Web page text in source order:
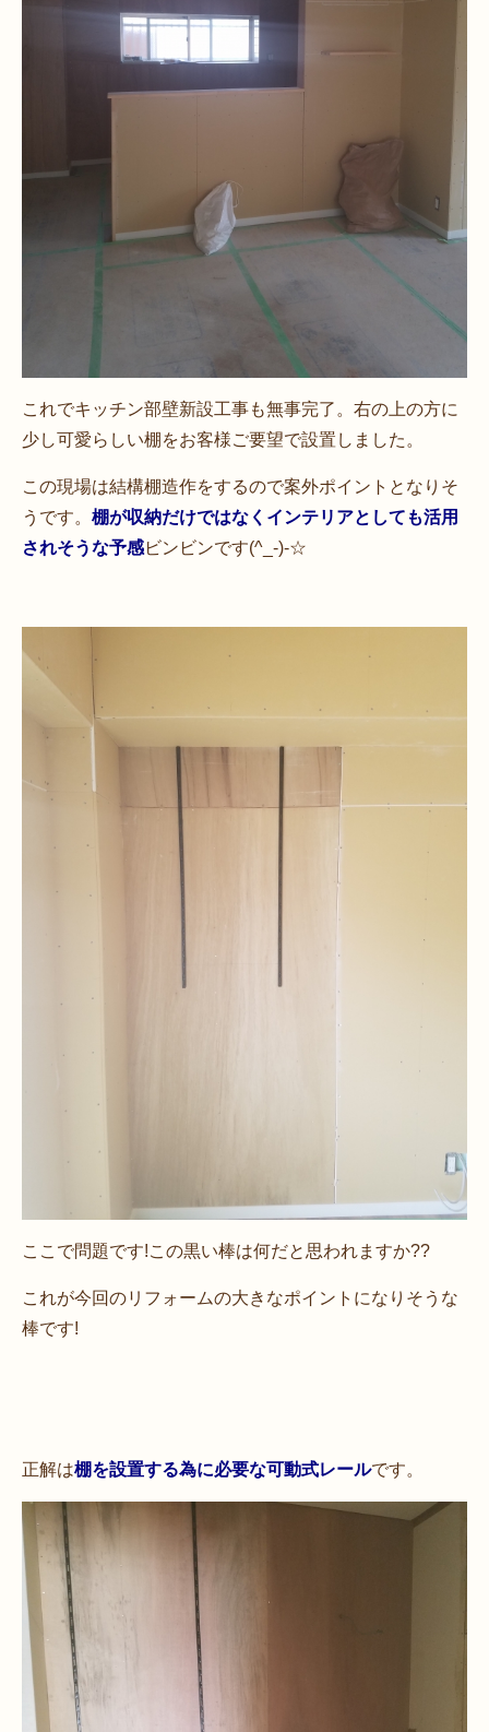
これでキッチン部壁新設工事も無事完了。右の上の方に
少し可愛らしい棚をお客様ご要望で設置しました。
この現場は結構棚造作をするので案外ポイントとなりそ
うです。 棚が収納だけではなくインテリアとしても活用
されそうな予感ビンビンです(^_-)-☆
ここで問題です!この黒い棒は何だと思われますか??
これが今回のリフォームの大きなポイントになりそうな
棒です!
正解は棚を設置する為に必要な可動式レールです。